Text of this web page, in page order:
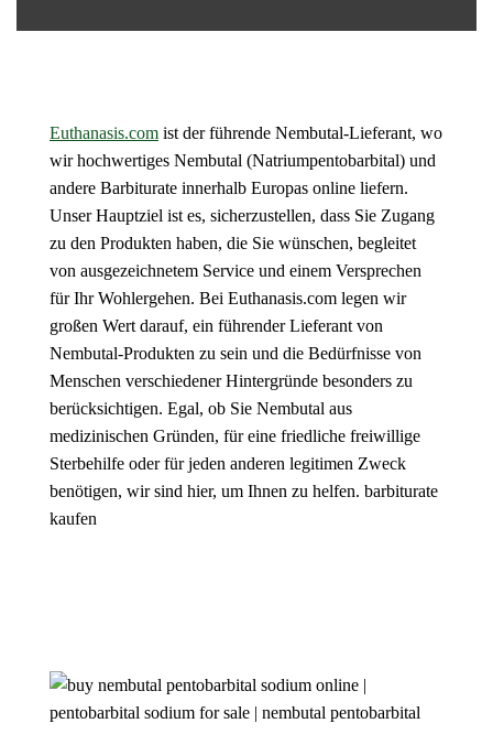
Euthanasis.com ist der führende Nembutal-Lieferant, wo
wir hochwertiges Nembutal (Natriumpentobarbital) und
andere Barbiturate innerhalb Europas online liefern.
Unser Hauptziel ist es, sicherzustellen, dass Sie Zugang
zu den Produkten haben, die Sie wünschen, begleitet
von ausgezeichnetem Service und einem Versprechen
für Ihr Wohlergehen. Bei Euthanasis.com legen wir
großen Wert darauf, ein führender Lieferant von
Nembutal-Produkten zu sein und die Bedürfnisse von
Menschen verschiedener Hintergründe besonders zu
berücksichtigen. Egal, ob Sie Nembutal aus
medizinischen Gründen, für eine friedliche freiwillige
Sterbehilfe oder für jeden anderen legitimen Zweck
benötigen, wir sind hier, um Ihnen zu helfen. barbiturate
kaufen